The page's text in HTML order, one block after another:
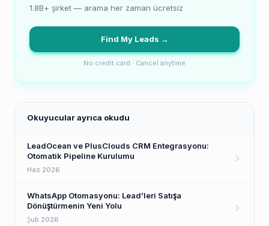
1.8B+ şirket — arama her zaman ücretsiz
Find My Leads →
No credit card · Cancel anytime
Okuyucular ayrıca okudu
LeadOcean ve PlusClouds CRM Entegrasyonu:
Otomatik Pipeline Kurulumu
Haz 2026
WhatsApp Otomasyonu: Lead’leri Satışa
Dönüştürmenin Yeni Yolu
Şub 2026